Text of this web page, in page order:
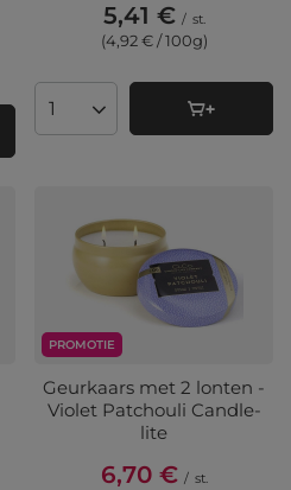
5,41 € / st.
(4,92 € / 100g)
Aantal producten
PROMOTIE
Geurkaars met 2 lonten -
Violet Patchouli Candle-
lite
6,70 € / st.